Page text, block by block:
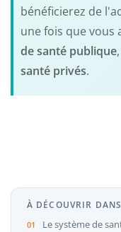
bénéficierez de
une fois que vous
de santé publique
santé privés.
À DÉCOUVRIR
Le système de